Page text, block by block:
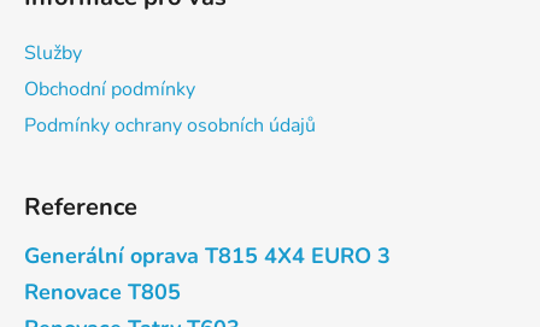
Služby
Obchodní podmínky
Podmínky ochrany osobních údajů
Reference
Generální oprava T815 4X4 EURO 3
Renovace T805